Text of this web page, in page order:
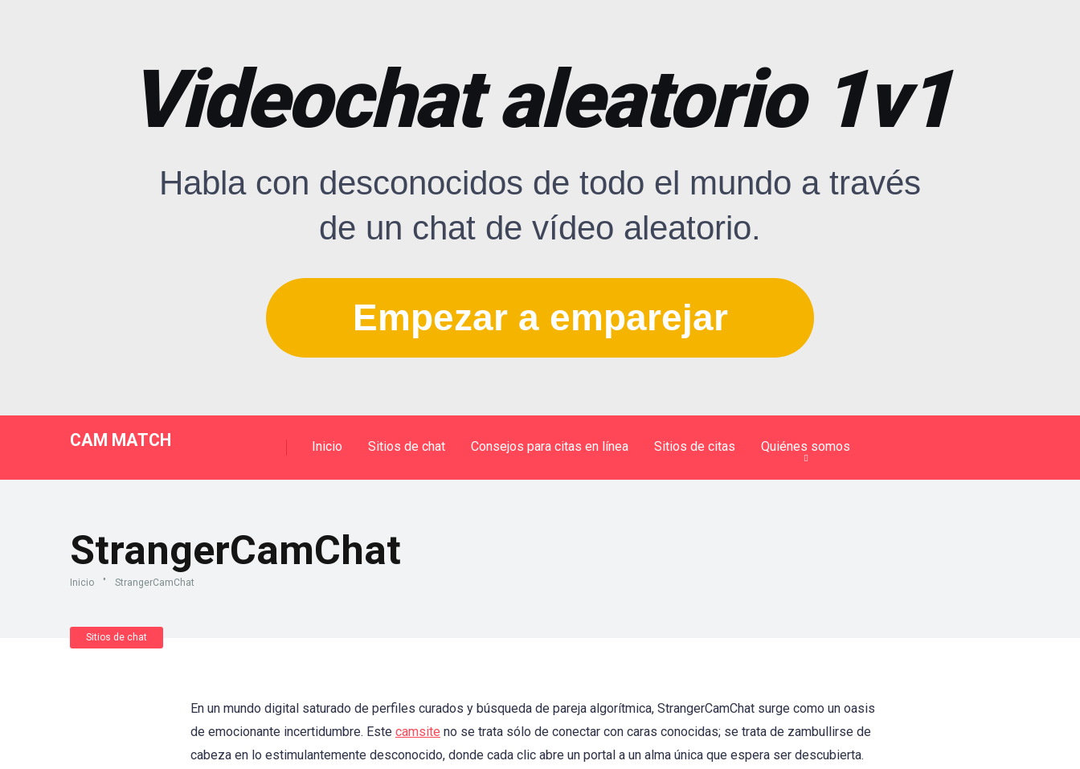
Videochat aleatorio 1v1
Habla con desconocidos de todo el mundo a través
de un chat de vídeo aleatorio.
Empezar a emparejar
CAM MATCH Inicio Sitios de chat Consejos para citas en línea Sitios de citas Quiénes somos
StrangerCamChat
Inicio " StrangerCamChat
Sitios de chat
En un mundo digital saturado de perfiles curados y búsqueda de pareja algorítmica, StrangerCamChat surge como un oasis
de emocionante incertidumbre. Este camsite no se trata sólo de conectar con caras conocidas; se trata de zambullirse de
cabeza en lo estimulantemente desconocido, donde cada clic abre un portal a un alma única que espera ser descubierta.